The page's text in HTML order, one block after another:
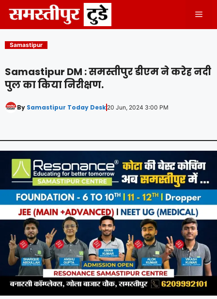
content
Samastipur
Samastipur DM : समस्तीपुर डीएम ने करेह नदी
पुल का किया निरीक्षण.
By Samastipur Today Desk 20 Jun, 2024 3:00 PM